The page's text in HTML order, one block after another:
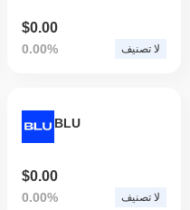
$0.00
0.00% لا تصنيف
BLU
$0.00
0.00% لا تصنيف